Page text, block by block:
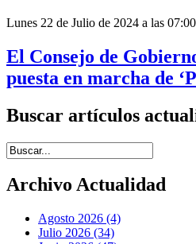
Lunes 22 de Julio de 2024 a las 07:00
El Consejo de
puesta en marcha de
Buscar artículos
Introduce términos de búsqueda
Archivo Actualidad
Agosto 2026 (4)
Julio 2026 (34)